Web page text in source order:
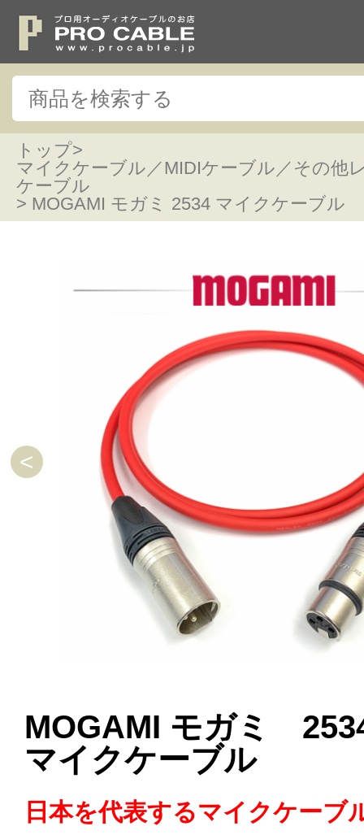
トップ>
マイクケーブル／MIDIケーブル／その他
ケーブル
> MOGAMI モガミ 2534 マイクケーブル
MOGAMI モガミ
マイクケーブル
日本を代表するマイクケーブ